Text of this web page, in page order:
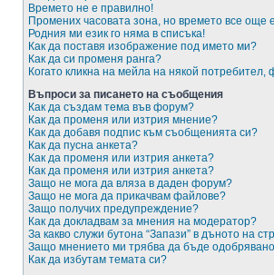
Времето не е правилно!
Промених часовата зона, но времето все още
Родния ми език го няма в списъка!
Как да поставя изображение под името ми?
Как да си променя ранга?
Когато кликна на мейла на някой потребител,
Въпроси за писането на съобщения
Как да създам тема във форум?
Как да променя или изтрия мнение?
Как да добавя подпис към съобщенията си?
Как да пусна анкета?
Как да променя или изтрия анкета?
Как да променя или изтрия анкета?
Защо не мога да вляза в даден форум?
Защо не мога да прикачвам файлове?
Защо получих предупреждение?
Как да докладвам за мнения на модератор?
За какво служи бутона “Запази” в дъното на
Защо мнението ми трябва да бъде
Как да избутам темата си?